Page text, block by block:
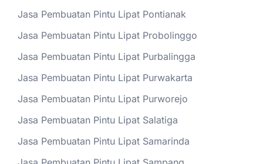
Jasa Pembuatan Pintu Lipat Pontianak
Jasa Pembuatan Pintu Lipat Probolinggo
Jasa Pembuatan Pintu Lipat Purbalingga
Jasa Pembuatan Pintu Lipat Purwakarta
Jasa Pembuatan Pintu Lipat Purworejo
Jasa Pembuatan Pintu Lipat Salatiga
Jasa Pembuatan Pintu Lipat Samarinda